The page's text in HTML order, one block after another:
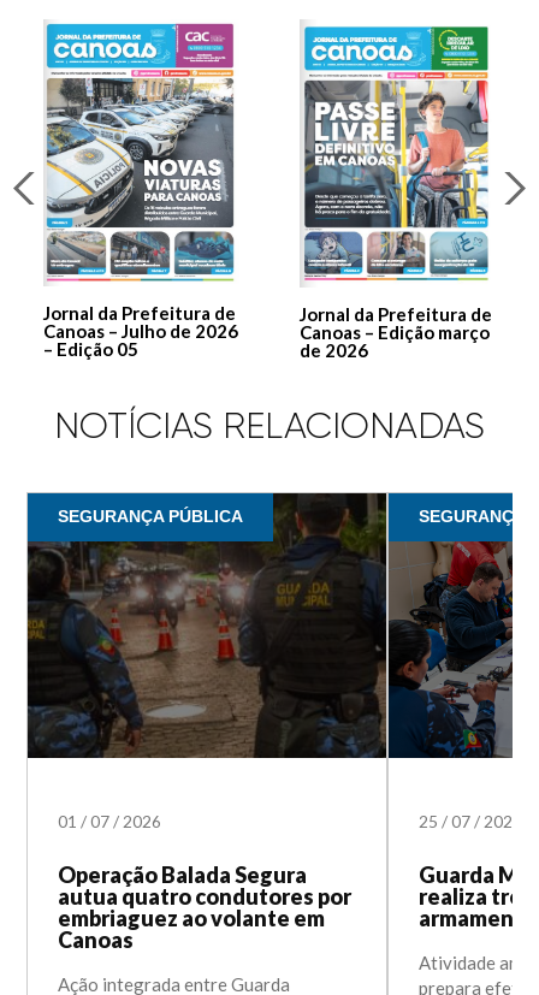
Jornal da Prefeitura de
Canoas – Julho de 2026
– Edição 05
Jornal da Prefeitura de
Canoas – Edição março
de 2026
NOTÍCIAS RELACIONADAS
SEGURANÇA PÚBLICA
01/07/ 2026
Operação Balada Segura
autua quatro condutores por
embriaguez ao volante em
Canoas
Ação integrada entre Guarda
SEGURANÇA
25/07/ 2025
Guarda
realiza
Atividade
prepara